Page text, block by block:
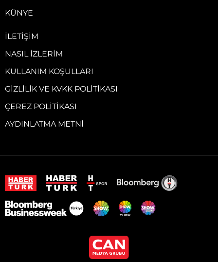
KÜNYE
İLETIŞIM
NASIL İZLERIM
KULLANIM KOŞULLARI
GIZLILIK VE KVKK POLITIKASI
ÇEREZ POLITIKASI
AYDINLATMA METNI